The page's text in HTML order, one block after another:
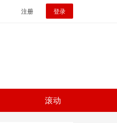
注册 登录
滚动